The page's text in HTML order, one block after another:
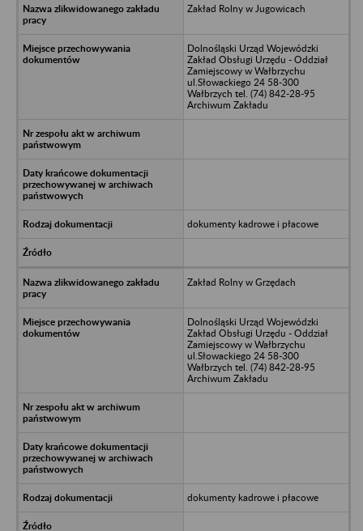
Zakład Rolny w Jugowicach
Dolnośląski Urząd Wojewódzki
Zakład Obsługi Urzędu - Oddział
Zamiejscowy w Wałbrzychu
ul.Słowackiego 24 58-300
Wałbrzych tel. (74) 842-28-95
Archiwum Zakładu
dokumenty kadrowe i płacowe
Zakład Rolny w Grzędach
Dolnośląski Urząd Wojewódzki
Zakład Obsługi Urzędu - Oddział
Zamiejscowy w Wałbrzychu
ul.Słowackiego 24 58-300
Wałbrzych tel. (74) 842-28-95
Archiwum Zakładu
dokumenty kadrowe i płacowe